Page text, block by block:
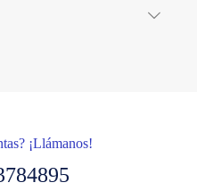
¡Llámanos!